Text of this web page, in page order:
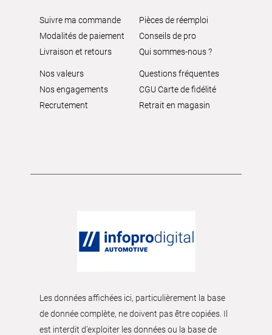
Suivre ma commande
Modalités de paiement
Livraison et retours
Pièces de réemploi
Conseils de pro
Qui sommes-nous ?
Nos valeurs
Nos engagements
Recrutement
Questions fréquentes
CGU Carte de fidélité
Retrait en magasin
Les données affichées ici, particulièrement la base
de donnée complète, ne doivent pas être copiées. Il
est interdit d’exploiter les données ou la base de